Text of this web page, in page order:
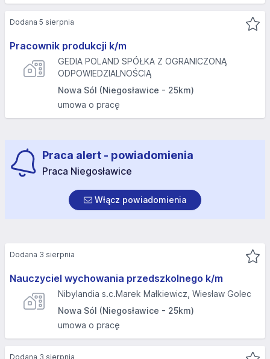
Pracownik produkcji k/m
GEDIA POLAND SPÓŁKA Z OGRANICZONĄ
ODPOWIEDZIALNOŚCIĄ
Nowa Sól (Niegosławice - 25km)
umowa o pracę
Dodana 5 sierpnia
Praca alert - powiadomienia
Praca Niegosławice
Włącz powiadomienia
Nauczyciel wychowania przedszkolnego k/m
Nibylandia s.c.Marek Małkiewicz, Wiesław Golec
Nowa Sól (Niegosławice - 25km)
umowa o pracę
Dodana 3 sierpnia
Dodana 3 sierpnia